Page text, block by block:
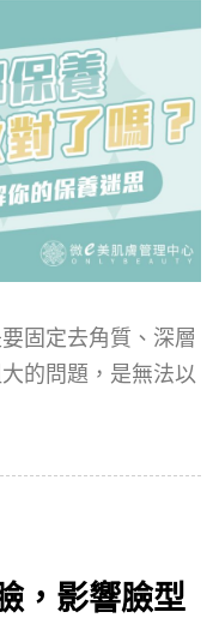
固定去角質、深層
的問題，是無法以
，影響臉型